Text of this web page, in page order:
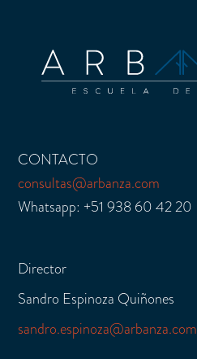
CONTACTO
consultas@arbanza.com
Whatsapp: +51 938 60 42 20
Director
Sandro Espinoza Quiñones
sandro.espinoza@arbanza.com